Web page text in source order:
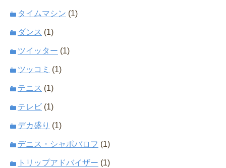
タイムマシン (1)
ダンス (1)
ツイッター (1)
ツッコミ (1)
テニス (1)
テレビ (1)
デカ盛り (1)
デニス・シャポバロフ (1)
トリップアドバイザー (1)